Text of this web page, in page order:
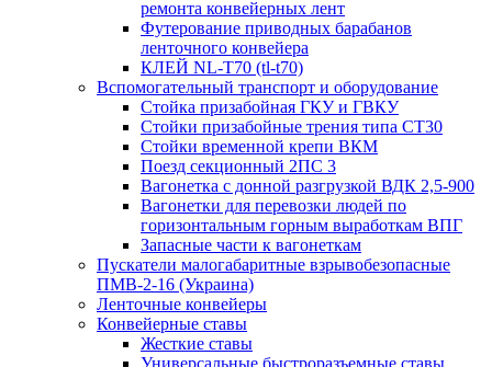
ремонта конвейерных лент
Футерование приводных барабанов
ленточного конвейера
КЛЕЙ NL-T70 (tl-t70)
Вспомогательный транспорт и оборудование
Стойка призабойная ГКУ и ГВКУ
Стойки призабойные трения типа CT30
Стойки временной крепи ВКМ
Поезд секционный 2ПС 3
Вагонетка с донной разгрузкой ВДК 2,5-900
Вагонетки для перевозки людей по
горизонтальным горным выработкам ВПГ
Запасные части к вагонеткам
Пускатели малогабаритные взрывобезопасные
ПМВ-2-16 (Украина)
Ленточные конвейеры
Конвейерные ставы
Жесткие ставы
Универсальные быстроразъемные ставы